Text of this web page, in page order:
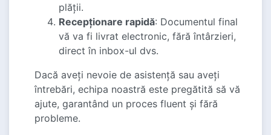
plății.
Recepționare rapidă: Documentul final
vă va fi livrat electronic, fără întârzieri,
direct în inbox-ul dvs.
Dacă aveți nevoie de asistență sau aveți
întrebări, echipa noastră este pregătită să vă
ajute, garantând un proces fluent și fără
probleme.